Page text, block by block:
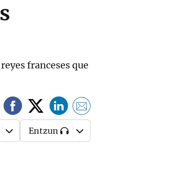
franceses que
Entzun